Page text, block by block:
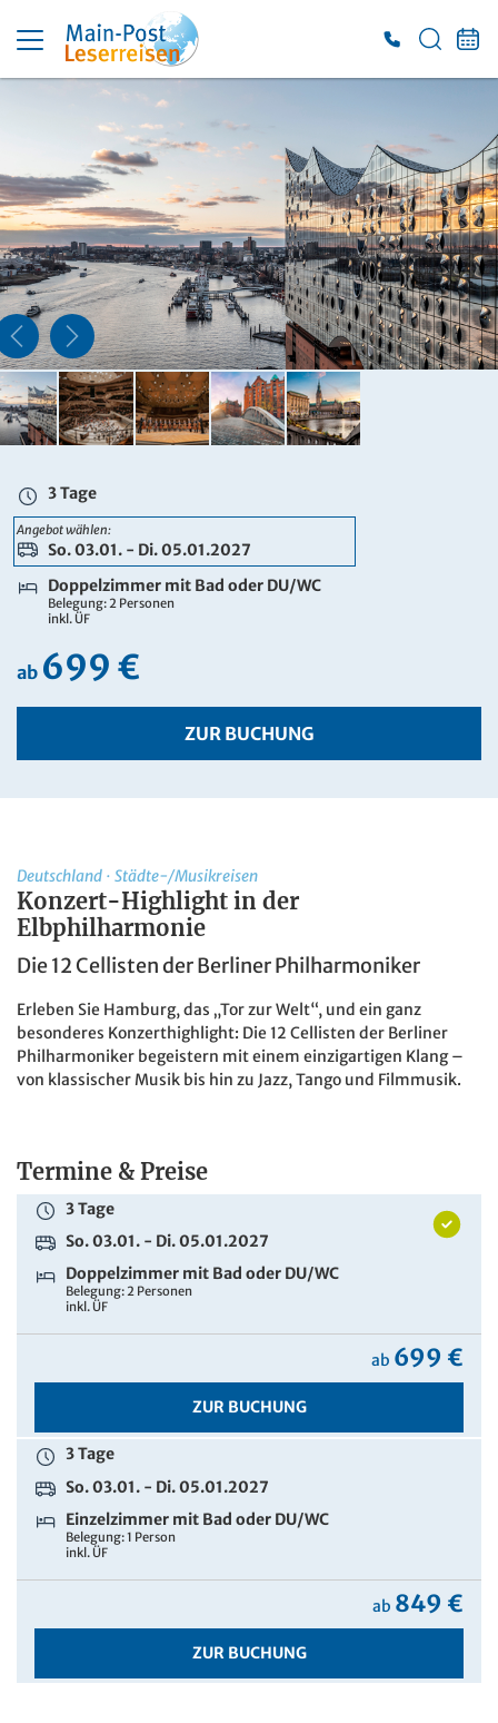
3 Tage
Angebot wählen:
So. 03.01. - Di. 05.01.2027
Doppelzimmer mit Bad oder DU/WC
Belegung: 2 Personen
inkl. ÜF
ab 699 €
ZUR BUCHUNG
3 Tage
So. 03.01. - Di. 05.01.2027
Doppelzimmer mit Bad oder DU/WC
Belegung: 2 Personen
inkl. ÜF
ab699 €
ZUR BUCHUNG
3 Tage
So. 03.01. - Di. 05.01.2027
Einzelzimmer mit Bad oder DU/WC
ZUR BUCHUNG
Deutschland · Städte-/Musikreisen
Konzert-Highlight in der
Elbphilharmonie
Die 12 Cellisten der Berliner Philharmoniker
Erleben Sie Hamburg, das „Tor zur Welt“, und ein ganz
besonderes Konzerthighlight: Die 12 Cellisten der Berliner
Philharmoniker begeistern mit einem einzigartigen Klang –
von klassischer Musik bis hin zu Jazz, Tango und Filmmusik.
Termine & Preise
3 Tage
So. 03.01. - Di. 05.01.2027
Doppelzimmer mit Bad oder DU/WC
Belegung: 2 Personen
inkl. ÜF
ab 699 €
ZUR BUCHUNG
3 Tage
So. 03.01. - Di. 05.01.2027
Einzelzimmer mit Bad oder DU/WC
Belegung: 1 Person
inkl. ÜF
ab 849 €
ZUR BUCHUNG